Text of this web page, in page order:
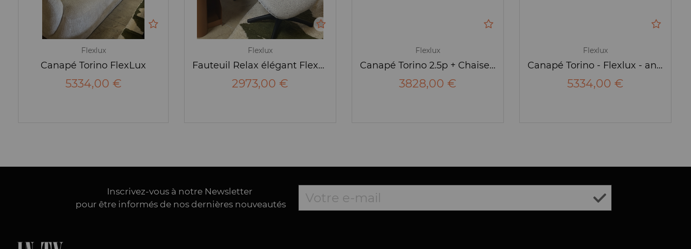
Flexlux
Canapé Torino FlexLux
5334,00 €
Flexlux
Fauteuil Relax élégant FlexLux
2973,00 €
Flexlux
Canapé Torino 2.5p + Chaise longue - Flexlux
3828,00 €
Flexlux
Canapé Torino - Flexlux - angle
5334,00 €
Inscrivez-vous à notre Newsletter
pour être informés de nos dernières nouveautés